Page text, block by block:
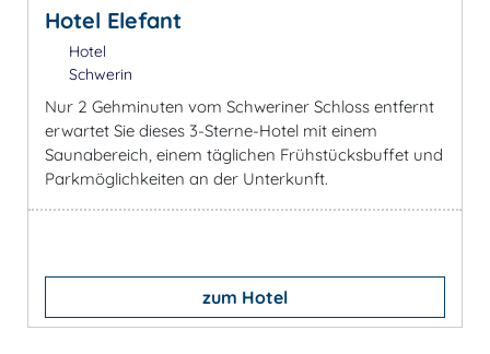
Hotel Elefant
Hotel
Schwerin
Nur 2 Gehminuten vom Schweriner Schloss entfernt
erwartet Sie dieses 3-Sterne-Hotel mit einem
Saunabereich, einem täglichen Frühstücksbuffet und
Parkmöglichkeiten an der Unterkunft.
zum Hotel